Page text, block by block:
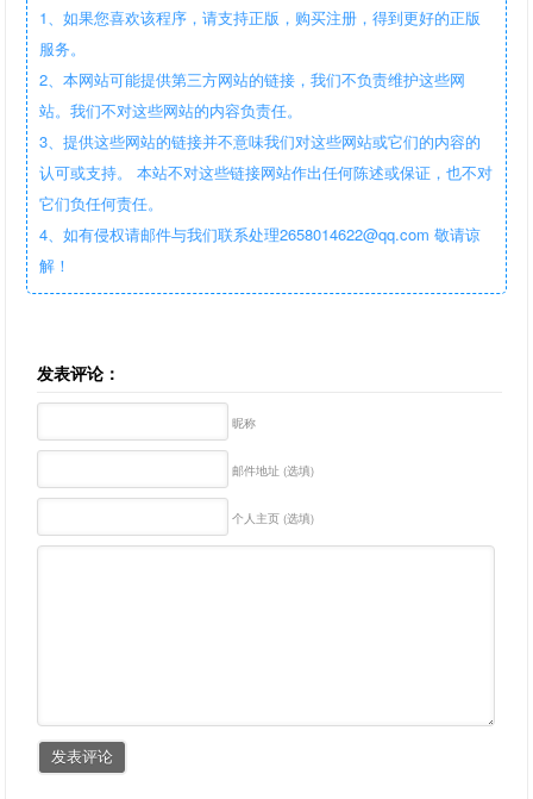
1、如果您喜欢该程序，请支持正版，购买注册，得到更好的正版
服务。
2、本网站可能提供第三方网站的链接，我们不负责维护这些网
站。我们不对这些网站的内容负责任。
3、提供这些网站的链接并不意味我们对这些网站或它们的内容的
认可或支持。 本站不对这些链接网站作出任何陈述或保证，也不对
它们负任何责任。
4、如有侵权请邮件与我们联系处理2658014622@qq.com 敬请谅
解！
发表评论：
昵称
邮件地址 (选填)
个人主页 (选填)